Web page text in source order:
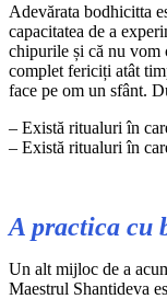
Adevărata bodhicitta
capacitatea de a
chipurile și că nu vom
complet fericiți atât
face pe om un sfânt.
– Există ritualuri în
– Există ritualuri în
A practica cu
Un alt mijloc de a
Maestrul Shantideva